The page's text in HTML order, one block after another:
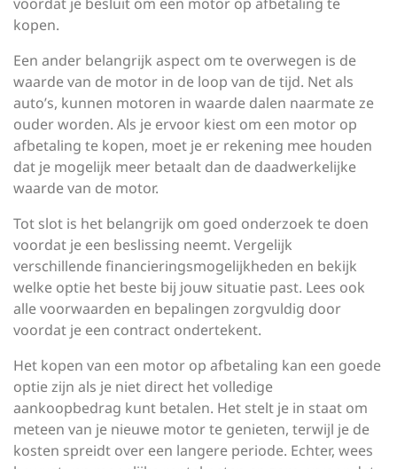
kopen.
Een ander belangrijk aspect om te overwegen is de
waarde van de motor in de loop van de tijd. Net als
auto’s, kunnen motoren in waarde dalen naarmate ze
ouder worden. Als je ervoor kiest om een motor op
afbetaling te kopen, moet je er rekening mee houden
dat je mogelijk meer betaalt dan de daadwerkelijke
waarde van de motor.
Tot slot is het belangrijk om goed onderzoek te doen
voordat je een beslissing neemt. Vergelijk
verschillende financieringsmogelijkheden en bekijk
welke optie het beste bij jouw situatie past. Lees ook
alle voorwaarden en bepalingen zorgvuldig door
voordat je een contract ondertekent.
Het kopen van een motor op afbetaling kan een goede
optie zijn als je niet direct het volledige
aankoopbedrag kunt betalen. Het stelt je in staat om
meteen van je nieuwe motor te genieten, terwijl je de
kosten spreidt over een langere periode. Echter, wees